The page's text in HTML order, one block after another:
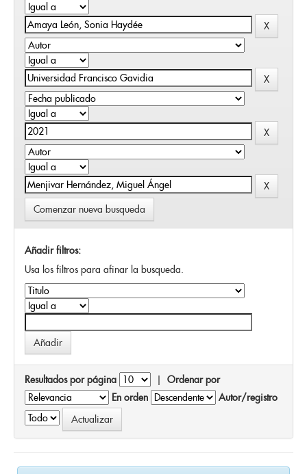
Comenzar nueva busqueda
Añadir filtros:
Usa los filtros para afinar la busqueda.
Resultados por página | Ordenar por
En orden
Autor/registro